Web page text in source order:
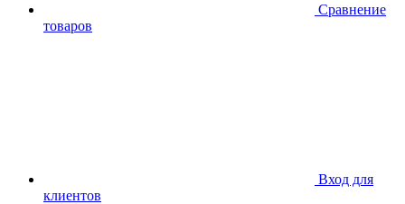
Сравнение
товаров
Вход для
клиентов